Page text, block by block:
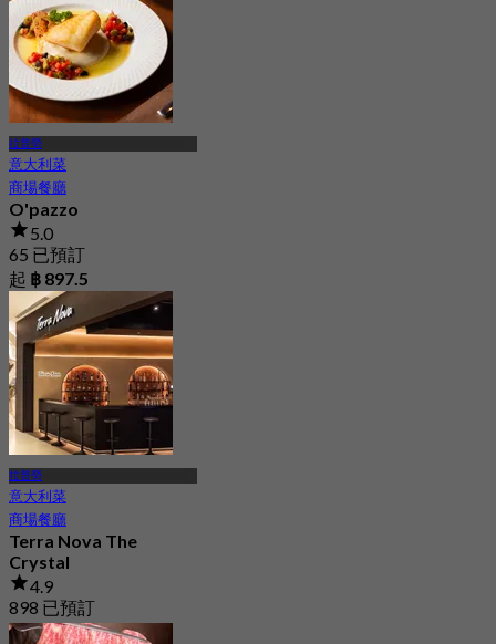
拉普勞
意大利菜
商場餐廳
O'pazzo
5.0
65 已預訂
起 ฿ 897.5
拉普勞
意大利菜
商場餐廳
Terra Nova The
Crystal
4.9
898 已預訂
起฿ 425